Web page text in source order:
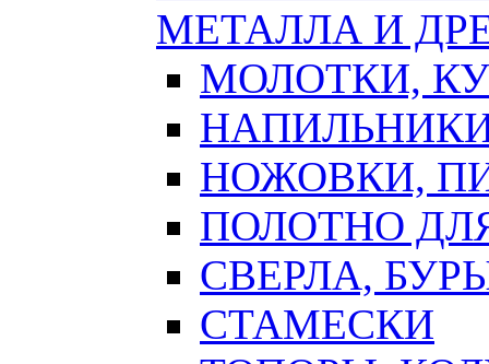
МЕТАЛЛА И
МОЛОТКИ,
НОЖОВКИ,
ПОЛОТНО
СВЕРЛА,
СТАМЕСКИ